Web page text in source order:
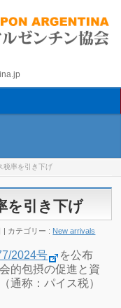
税率を引き下げ
を引き下げ
カテゴリー : New arrivals
2024号
を公布
的包摂の促進と資
通称：パイス税）